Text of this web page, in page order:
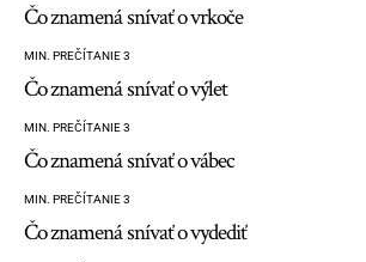
Čo znamená snívať o vrkoče
MIN. PREČÍTANIE 3
Čo znamená snívať o výlet
MIN. PREČÍTANIE 3
Čo znamená snívať o vábec
MIN. PREČÍTANIE 3
Čo znamená snívať o vydediť